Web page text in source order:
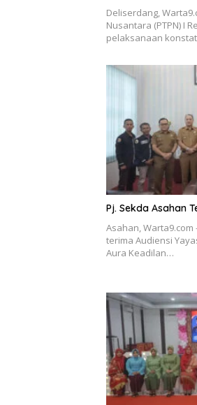
Deliserdang,
Nusantara (PTPN) I
pelaksanaan
Pj. Sekda Asahan
Asahan,
terima Audiensi
Aura Keadilan…